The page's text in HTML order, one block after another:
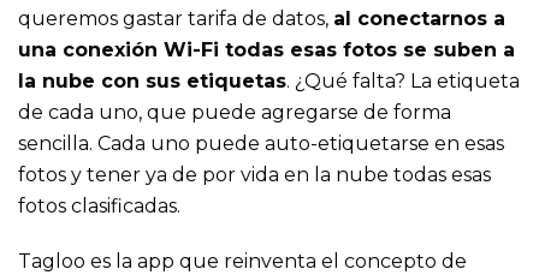
queremos gastar tarifa de datos, al conectarnos a
una conexión Wi-Fi todas esas fotos se suben a
la nube con sus etiquetas. ¿Qué falta? La etiqueta
de cada uno, que puede agregarse de forma
sencilla. Cada uno puede auto-etiquetarse en esas
fotos y tener ya de por vida en la nube todas esas
fotos clasificadas.
Tagloo es la app que reinventa el concepto de